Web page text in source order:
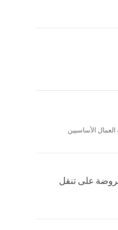
العمال الأساسيين
على تنقل